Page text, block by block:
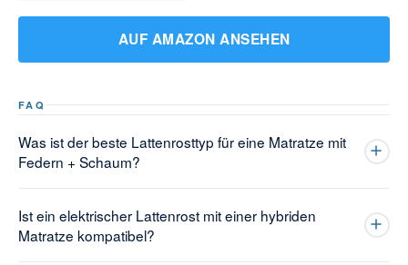
AUF AMAZON ANSEHEN
FAQ
Was ist der beste Lattenrosttyp für eine Matratze mit
Federn + Schaum?
Ist ein elektrischer Lattenrost mit einer hybriden
Matratze kompatibel?